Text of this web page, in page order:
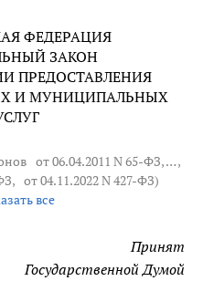
ФЕДЕРАЦИЯ
ЗАКОН
ПРЕДОСТАВЛЕНИЯ
И МУНИЦИПАЛЬНЫХ
от 06.04.2011 N 65-ФЗ, … ,
, от 04.11.2022 N 427-ФЗ)
все
Принят
Государственной Думой